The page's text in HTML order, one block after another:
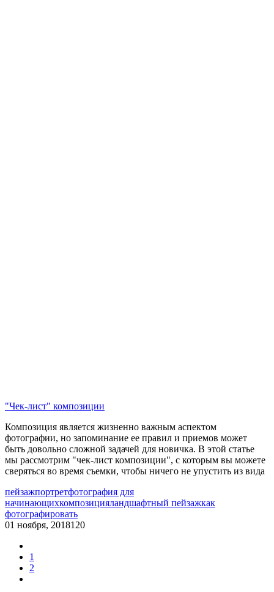
"Чек-лист" композиции
Композиция является жизненно важным аспектом
фотографии, но запоминание ее правил и приемов может
быть довольно сложной задачей для новичка. В этой статье
мы рассмотрим "чек-лист композиции", с которым вы можете
сверяться во время съемки, чтобы ничего не упустить из вида
пейзажпортретфотография для
начинающихкомпозицияландшафтный пейзажкак
фотографировать
01 ноября, 2018120
1
2